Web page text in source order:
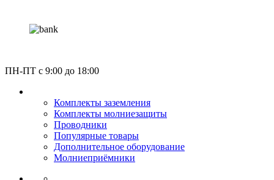
ПН-ПТ c 9:00 до 18:00
Комплекты заземления
Комплекты молниезащиты
Проводники
Популярные товары
Дополнительное оборудование
Молниеприёмники